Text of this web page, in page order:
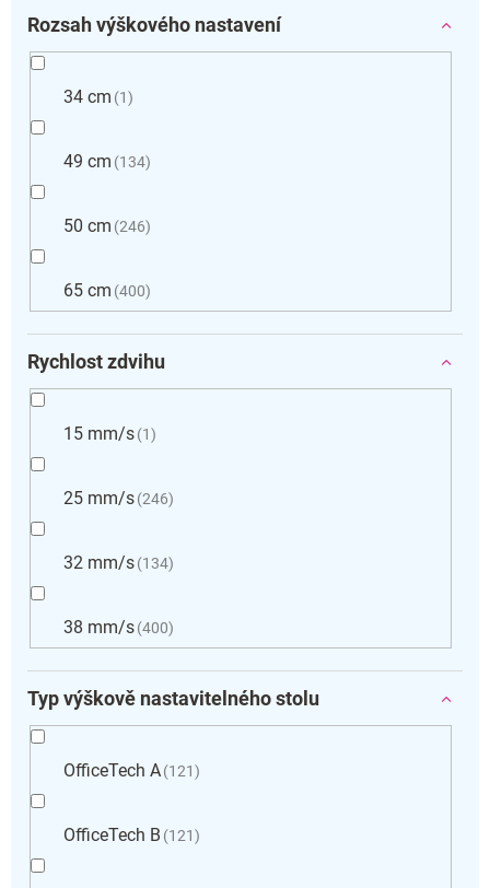
Rozsah výškového nastavení
34 cm 1
49 cm 134
50 cm 246
65 cm 400
Rychlost zdvihu
15 mm/s 1
25 mm/s 246
32 mm/s 134
38 mm/s 400
Typ výškově nastavitelného stolu
OfficeTech A 121
OfficeTech B 121